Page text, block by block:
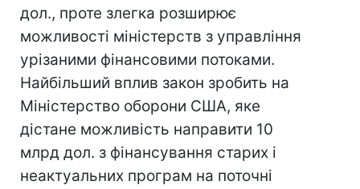
дол., проте злегка розширює
можливості міністерств з управління
урізаними фінансовими потоками.
Найбільший вплив закон зробить на
Міністерство оборони США, яке
дістане можливість направити 10
млрд дол. з фінансування старих і
неактуальних програм на поточні